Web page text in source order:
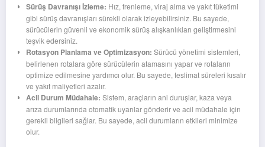
Sürüş Davranışı İzleme: Hız, frenleme, viraj alma ve yakıt tüketimi
gibi sürüş davranışları sürekli olarak izleyebilirsiniz. Bu sayede,
sürücülerin güvenli ve ekonomik sürüş alışkanlıkları geliştirmesini
teşvik edersiniz.
Rotasyon Planlama ve Optimizasyon: Sürücü yönetimi sistemleri,
belirlenen rotalara göre sürücülerin atamasını yapar ve rotaların
optimize edilmesine yardımcı olur. Bu sayede, teslimat süreleri kısalır
ve yakıt maliyetleri azalır.
Acil Durum Müdahale: Sistem, araçların ani duruşlar, kaza veya
arıza durumlarında otomatik uyarılar gönderir ve acil müdahale için
gerekli bilgileri sağlar. Bu sayede, acil durumların etkileri minimize
olur.